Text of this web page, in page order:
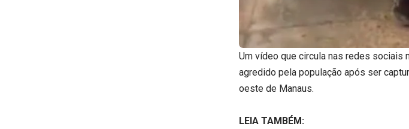
Um vídeo que circula nas redes sociais
agredido pela população após ser
oeste de Manaus.
LEIA TAMBÉM: